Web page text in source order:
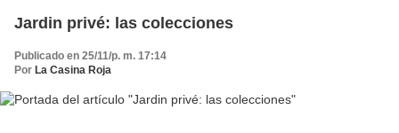
Jardin privé: las colecciones
Publicado en 25/11/p. m. 17:14
Por La Casina Roja